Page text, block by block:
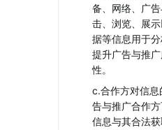
备、网络、广
击、浏览、展
据等信息用于
提升广告与推
性。
c.合作方对信息
告与推广合作
信息与其合法